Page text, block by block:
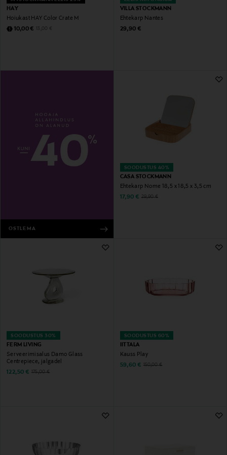
HAY
Hoiukast HAY Color Crate M
Discounted Price
10,00 € Original Price
13,00 €
VILLA STOCKMANN
Ehtekarp Nantes
Original Price
29,90 €
OSTLEMA
SOODUSTUS 40%
CASA STOCKMANN
Ehtekarp Nome 18,5 x 18,5 x 3,5 cm
Discounted Price
17,90 € Original Price
29,90 €
SOODUSTUS 30%
FERM LIVING
Serveerimisalus Damo Glass
Centrepiece, jalgadel
Discounted Price
122,50 € Original Price
175,00 €
SOODUSTUS 60%
IITTALA
Kauss Play
Discounted Price
59,60 € Original Price
150,00 €